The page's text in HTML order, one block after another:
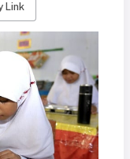
Link